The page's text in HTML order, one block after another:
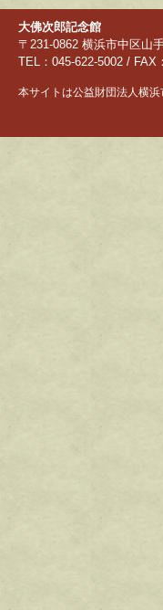
大佛次郎記念館
〒231-0862 横浜市中区山
TEL：045-622-5002 / FAX
本サイトは公益財団法人横浜